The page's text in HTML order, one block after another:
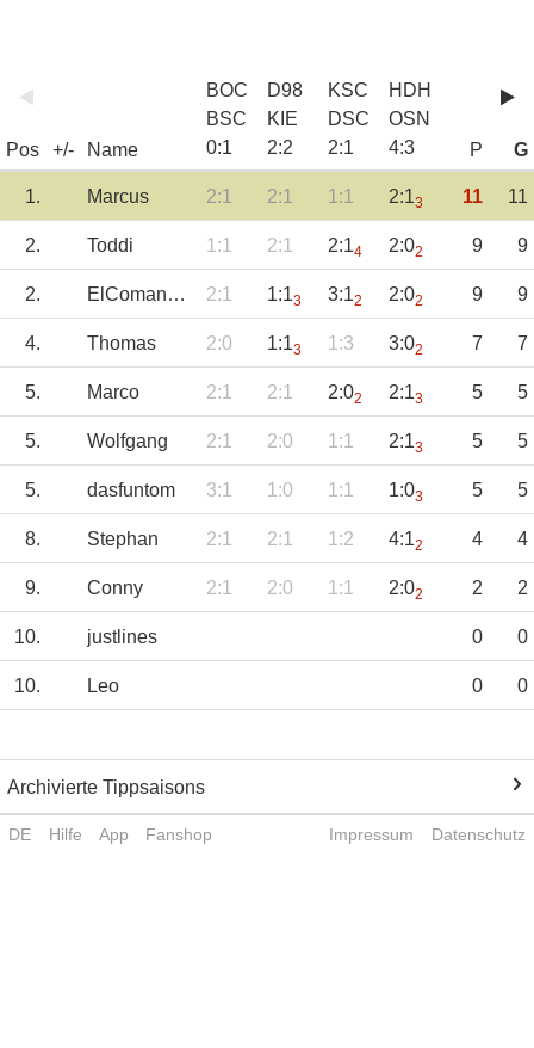
Pos +/- Name
BOC
BSC
0:1
D98
KIE
2:2
KSC
DSC
2:1
HDH
OSN
4:3 P G
1. Marcus 2:1 2:1 1:1 2:13 11 11
2. Toddi 1:1 2:1 2:14 2:02 9 9
2. ElComandante 2:1 1:13 3:12 2:02 9 9
4. Thomas 2:0 1:13 1:3 3:02 7 7
5. Marco 2:1 2:1 2:02 2:13 5 5
5. Wolfgang 2:1 2:0 1:1 2:13 5 5
5. dasfuntom 3:1 1:0 1:1 1:03 5 5
8. Stephan 2:1 2:1 1:2 4:12 4 4
9. Conny 2:1 2:0 1:1 2:02 2 2
10. justlines 0 0
10. Leo 0 0
Archivierte Tippsaisons
DE Hilfe App Fanshop Impressum Datenschutz